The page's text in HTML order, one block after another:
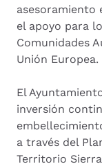
asesoramiento
el apoyo para
Comunidades
Unión Europea.
El
inversión
a través del
Territorio